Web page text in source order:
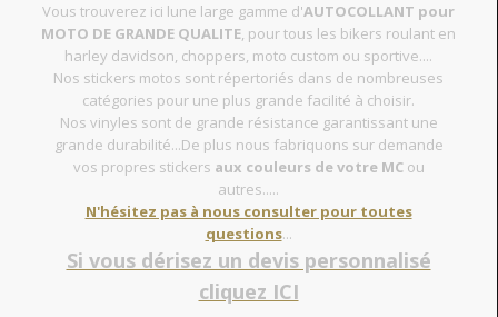
Vous trouverez ici lune large gamme d'AUTOCOLLANT pour
MOTO DE GRANDE QUALITE, pour tous les bikers roulant en
harley davidson, choppers, moto custom ou sportive....
Nos stickers motos sont répertoriés dans de nombreuses
catégories pour une plus grande facilité à choisir.
Nos vinyles sont de grande résistance garantissant une
grande durabilité...De plus nous fabriquons sur demande
vos propres stickers aux couleurs de votre MCou
autres.....
N'hésitez pas à nous consulter pour toutes
questions...
Si vous dérisez un devis personnalisé
cliquez ICI